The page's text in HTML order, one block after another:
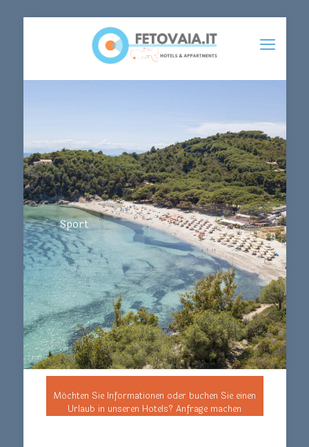
Sport
Möchten Sie Informationen oder buchen Sie einen
Urlaub in unseren Hotels? Anfrage machen